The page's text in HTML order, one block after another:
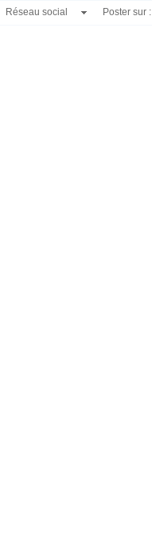
Réseau social Poster sur :